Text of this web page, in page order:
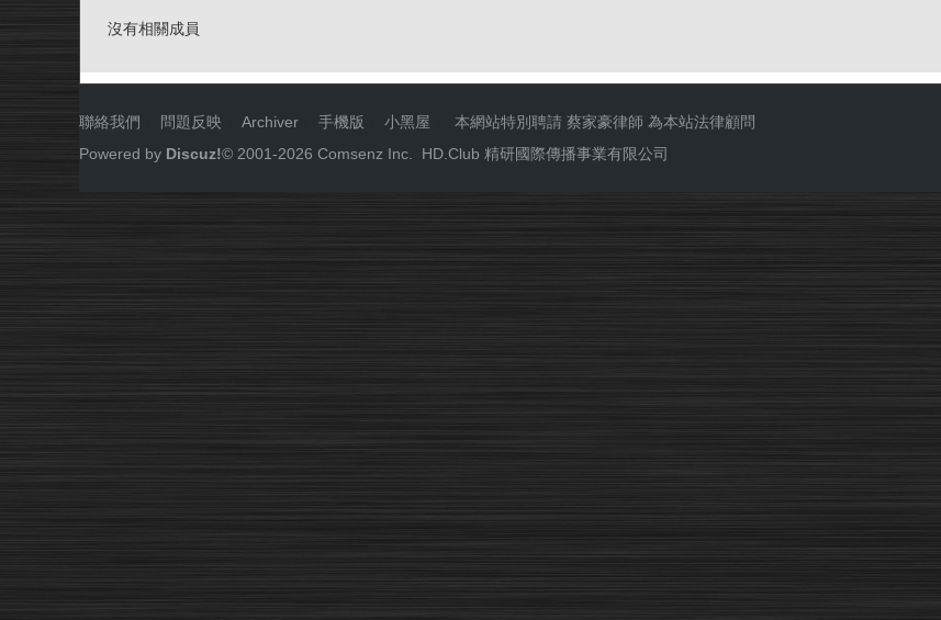
所
沒有相關成員
聯絡我們 問題反映 Archiver 手機版 小黑屋 本網站特別聘請 蔡家豪律師 為本站法律顧問
Powered by Discuz!© 2001-2026 Comsenz Inc. HD.Club 精研國際傳播事業有限公司